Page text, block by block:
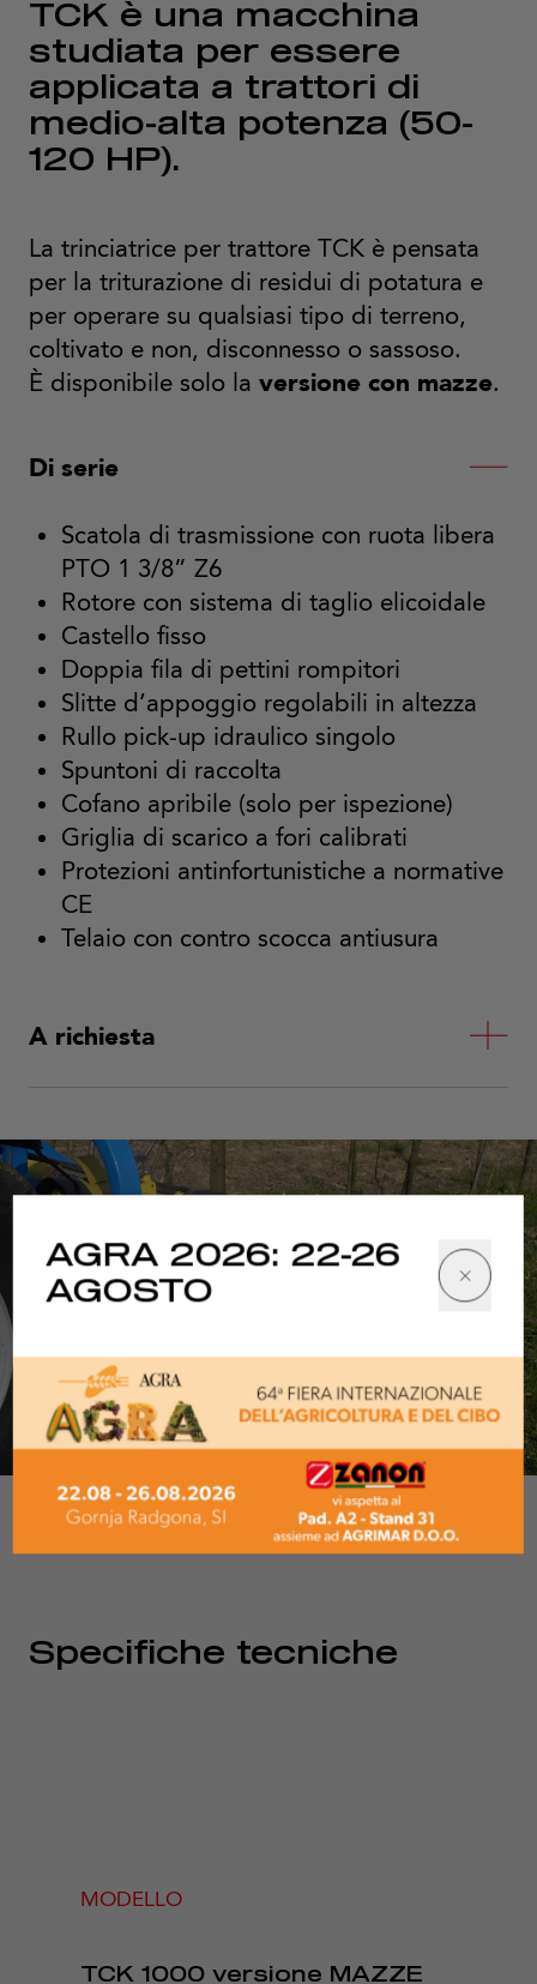
TCK è una macchina
studiata per essere
applicata a trattori di
medio-alta potenza (50-
120 HP).
La trinciatrice per trattore TCK è pensata
per la triturazione di residui di potatura e
per operare su qualsiasi tipo di terreno,
coltivato e non, disconnesso o sassoso.
È disponibile solo la versione con mazze.
Di serie
Scatola di trasmissione con ruota libera
PTO 1 3/8” Z6
Rotore con sistema di taglio elicoidale
Castello fisso
Doppia fila di pettini rompitori
Slitte d’appoggio regolabili in altezza
Rullo pick-up idraulico singolo
Spuntoni di raccolta
Cofano apribile (solo per ispezione)
Griglia di scarico a fori calibrati
Protezioni antinfortunistiche a normative
CE
Telaio con contro scocca antiusura
A richiesta
1/2
Specifiche tecniche
MODELLO
TCK 1000 versione MAZZE
AGRA 2026: 22-26
AGOSTO